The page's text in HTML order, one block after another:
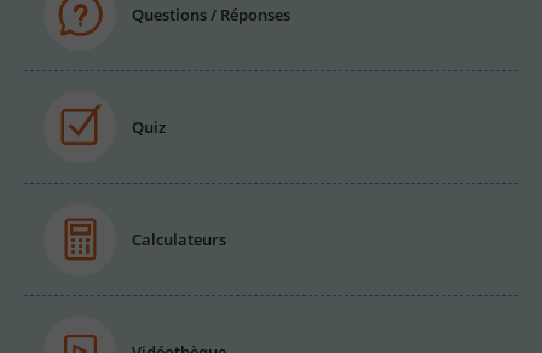
Questions / Réponses
Quiz
Calculateurs